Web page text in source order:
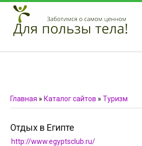
ПРИВЕТСТВУЕМ НА НАШЕМ
Блок скоро обновится
Телефон:
Главная » Каталог сайтов » Туризм
Отдых в Египте
http://www.egyptsclub.ru/